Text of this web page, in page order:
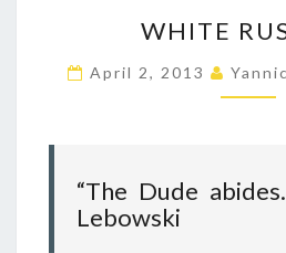
H
T
E
S
S
WHITE
April 2, 2013
“The Dude
Lebowski